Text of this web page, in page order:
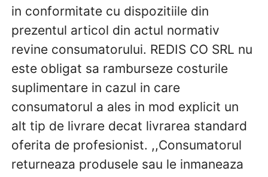
in conformitate cu dispozitiile din
prezentul articol din actul normativ
revine consumatorului. REDIS CO SRL nu
este obligat sa ramburseze costurile
suplimentare in cazul in care
consumatorul a ales in mod explicit un
alt tip de livrare decat livrarea standard
oferita de profesionist. ,,Consumatorul
returneaza produsele sau le inmaneaza